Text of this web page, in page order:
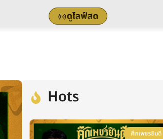
ดูไลฟ์สด
Hots
ศึกเพชรยินดี